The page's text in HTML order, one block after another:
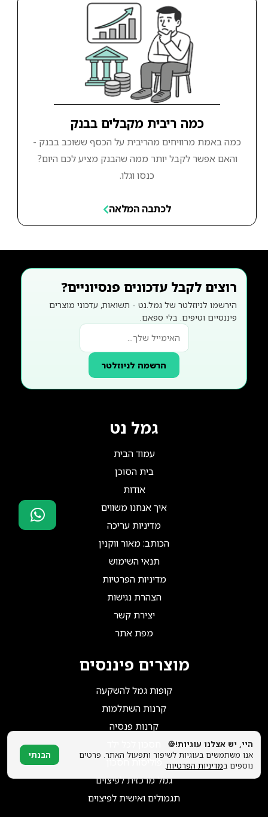
כמה ריבית מקבלים בבנק
כמה באמת מרוויחים מהריבית על הכסף ששוכב בבנק -
והאם אפשר לקבל יותר ממה שהבנק מציע לכם היום?
כנסו וגלו.
לכתבה המלאה
רוצים לקבל עדכונים פנסיוניים?
הירשמו לניוזלטר של גמל.נט - תשואות, עדכוני מוצרים
פיננסיים וטיפים. בלי ספאם.
הרשמה לניוזלטר
גמל נט
עמוד הבית
בית הסוכן
אודות
איך אנחנו משווים
מדיניות עריכה
הכותב: מאור ווקנין
תנאי השימוש
מדיניות הפרטיות
הצהרת נגישות
יצירת קשר
מפת אתר
מוצרים פיננסים
קופות גמל להשקעה
קרנות השתלמות
קרנות פנסיה
פוליסות חסכון
גמל מרכזית לפיצוים
תגמולים ואישית לפיצוים
היי, יש אצלנו עוגיות!🍪
אנו משתמשים בעוגיות לשיפור ותפעול האתר. פרטים
נוספים במדיניות הפרטיות.
הבנתי